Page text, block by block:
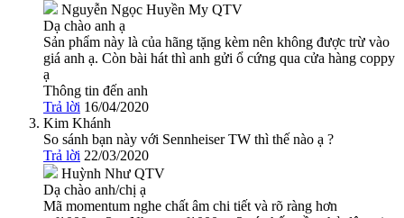
Nguyễn Ngọc Huyền My QTV
Dạ chào anh ạ
Sản phẩm này là của hãng tặng kèm nên không được trừ vào
giá anh ạ. Còn bài hát thì anh gửi ổ cứng qua cửa hàng coppy
ạ
Thông tin đến anh
Trả lời 16/04/2020
Kim Khánh
So sánh bạn này với Sennheiser TW thì thế nào ạ ?
Trả lời 22/03/2020
Huỳnh Như QTV
Dạ chào anh/chị ạ
Mã momentum nghe chất âm chi tiết và rõ ràng hơn